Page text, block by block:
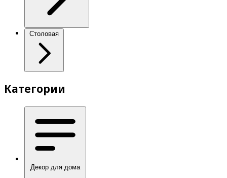
Столовая
Категории
Декор для дома